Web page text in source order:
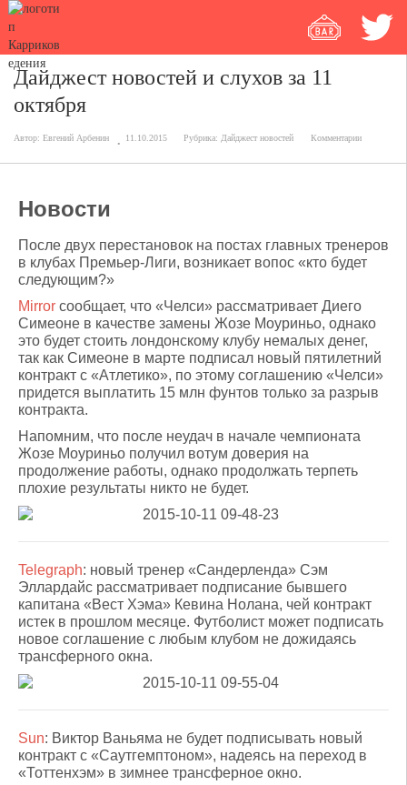
Дайджест новостей и слухов за 11
октября
Автор: Евгений Арбенин 11.10.2015 Рубрика: Дайджест новостей Комментарии
Новости
После двух перестановок на постах главных тренеров
в клубах Премьер-Лиги, возникает вопос «кто будет
следующим?»
Mirror сообщает, что «Челси» рассматривает Диего
Симеоне в качестве замены Жозе Моуриньо, однако
это будет стоить лондонскому клубу немалых денег,
так как Симеоне в марте подписал новый пятилетний
контракт с «Атлетико», по этому соглашению «Челси»
придется выплатить 15 млн фунтов только за разрыв
контракта.
Напомним, что после неудач в начале чемпионата
Жозе Моуриньо получил вотум доверия на
продолжение работы, однако продолжать терпеть
плохие результаты никто не будет.
Telegraph: новый тренер «Сандерленда» Сэм
Эллардайс рассматривает подписание бывшего
капитана «Вест Хэма» Кевина Нолана, чей контракт
истек в прошлом месяце. Футболист может подписать
новое соглашение с любым клубом не дожидаясь
трансферного окна.
Sun: Виктор Ваньяма не будет подписывать новый
контракт с «Саутгемптоном», надеясь на переход в
«Тоттенхэм» в зимнее трансферное окно.